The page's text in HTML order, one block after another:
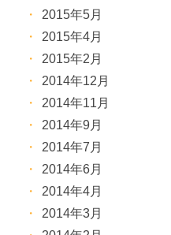
2015年5月
2015年4月
2015年2月
2014年12月
2014年11月
2014年9月
2014年7月
2014年6月
2014年4月
2014年3月